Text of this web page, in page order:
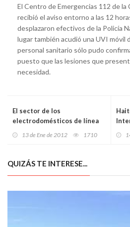
El Centro de Emergencias 112 de la
recibió el aviso entorno a las 12
desplazaron efectivos de la Policía
lugar también acudió una UVI móvil
personal sanitario sólo pudo
puesto que las lesiones que
necesidad.
El sector de los
electrodomésticos de línea
13 de Ene de 2012 1710
QUIZÁS TE INTERESE...